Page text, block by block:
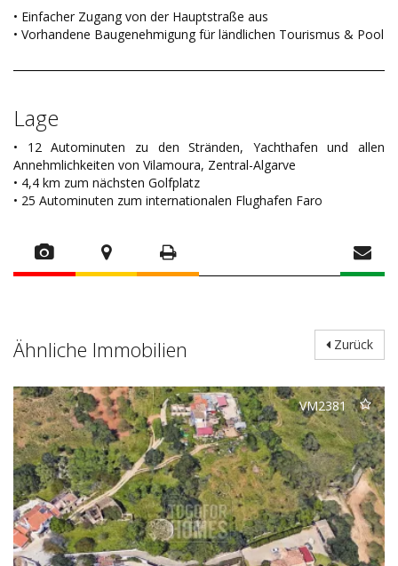
• Einfacher Zugang von der Hauptstraße aus
• Vorhandene Baugenehmigung für ländlichen Tourismus & Pool
Lage
• 12 Autominuten zu den Stränden, Yachthafen und allen
Annehmlichkeiten von Vilamoura, Zentral-Algarve
• 4,4 km zum nächsten Golfplatz
• 25 Autominuten zum internationalen Flughafen Faro
Zurück
Ähnliche Immobilien
VM2381